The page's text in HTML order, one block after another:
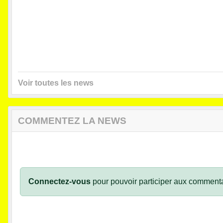
Voir toutes les news
COMMENTEZ LA NEWS
Connectez-vous pour pouvoir participer aux